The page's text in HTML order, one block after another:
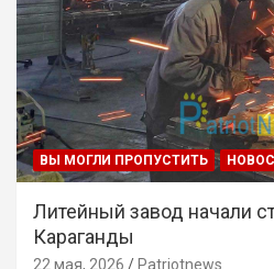
ВЫ МОГЛИ ПРОПУСТИТЬ
Литейный завод начали
Караганды
22 мая, 2026 Patriotnews